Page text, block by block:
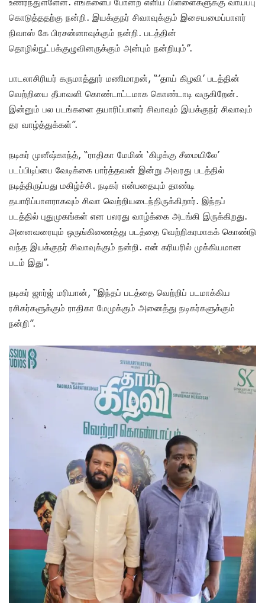
கொடுத்ததற்கு நன்றி. இயக்குநர் சிவாவுக்கும் இசையமைப்பாளர்
நிவாஸ் கே பிரசன்னாவுக்கும் நன்றி. படத்தின்
தொழில்நுட்பக்குழுவினருக்கும் அன்பும் நன்றியும்”.
பாடலாசிரியர் கருமாத்தூர் மணிமாறன், “’தாய் கிழவி’ படத்தின்
வெற்றியை தீபாவளி கொண்டாட்டமாக கொண்டாடி வருகிறேன்.
இன்னும் பல படங்களை தயாரிப்பாளர் சிவாவும் இயக்குநர் சிவாவும்
தர வாழ்த்துக்கள்”.
நடிகர் முனீஷ்காந்த், “ராதிகா மேமின் ‘கிழக்கு சீமையிலே’
படப்பிடிப்பை வேடிக்கை பார்த்தவன் இன்று அவரது படத்தில்
நடித்திருப்பது மகிழ்ச்சி. நடிகர் என்பதையும் தாண்டி
தயாரிப்பாளராகவும் சிவா வெற்றியடைந்திருக்கிறார். இந்தப்
படத்தில் புதுமுகங்கள் என பலரது வாழ்க்கை அடங்கி இருக்கிறது.
அனைவரையும் ஒருங்கிணைத்து படத்தை வெற்றிகரமாகக் கொண்டு
வந்த இயக்குநர் சிவாவுக்கும் நன்றி. என் கரியரில் முக்கியமான
படம் இது”.
நடிகர் ஜார்ஜ் மரியான், “இந்தப் படத்தை வெற்றிப் படமாக்கிய
ரசிகர்களுக்கும் ராதிகா மேமுக்கும் அனைத்து நடிகர்களுக்கும்
நன்றி”.